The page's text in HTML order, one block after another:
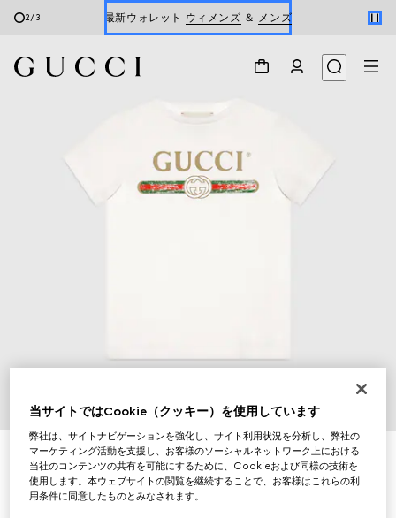
2/3 最新ウォレット ウィメンズ ＆ メンズ
/3
〔チルドレンズ〕グッチ ロゴ コットン Tシャツ
￥35,200
（税込）
当サイトではCookie（クッキー）を使用しています
弊社は、サイトナビゲーションを強化し、サイト利用状況を分析し、弊社の
マーケティング活動を支援し、お客様のソーシャルネットワーク上における
当社のコンテンツの共有を可能にするために、Cookieおよび同様の技術を
使用します。本ウェブサイトの閲覧を継続することで、お客様はこれらの利
用条件に同意したものとみなされます。